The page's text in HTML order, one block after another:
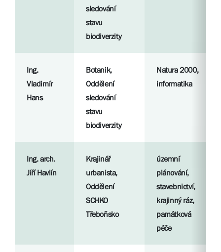
sledování
stavu
biodiverzity
Ing.
Vladimír
Hans
Botanik,
Oddělení
sledování
stavu
biodiverzity
Natura 2000,
informatika
Ing. arch.
Jiří Havlín
Krajinář
urbanista,
Oddělení
SCHKO
Třeboňsko
územní
plánování,
stavebnictví,
krajinný ráz,
památková
péče